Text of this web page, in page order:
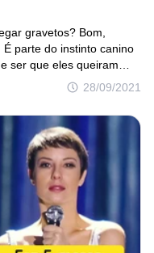
28/09/2021
gravetos? Bom,
parte do instinto canino
ser que eles queiram
a bola em casa! Um sinal
bem aos seus pés
o cheiro
muito de roê-los. Isso
saudáveis e alivia
passeio, seu cão pode
a lamber as patas. Isso
os cães não precisem
os gatos, eles ainda
nas patas.